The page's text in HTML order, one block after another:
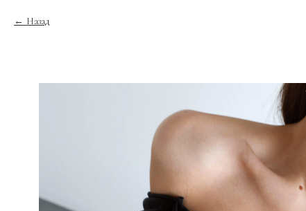
Назад